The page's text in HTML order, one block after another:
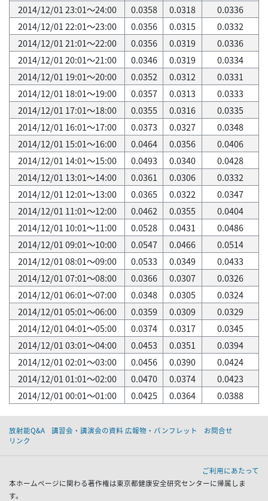
2014/12/01 23:01～24:00
0.0358 0.0318
0.0336
2014/12/01 22:01～23:00
0.0356 0.0315
0.0332
2014/12/01 21:01～22:00
0.0356 0.0319
0.0336
2014/12/01 20:01～21:00
0.0346 0.0319
0.0334
2014/12/01 19:01～20:00
0.0352 0.0312
0.0331
2014/12/01 18:01～19:00
0.0357 0.0313
0.0333
2014/12/01 17:01～18:00
0.0355 0.0316
0.0335
2014/12/01 16:01～17:00
0.0373 0.0327
0.0348
2014/12/01 15:01～16:00
0.0464 0.0356
0.0406
2014/12/01 14:01～15:00
0.0493 0.0340
0.0428
2014/12/01 13:01～14:00
0.0361 0.0306
0.0332
2014/12/01 12:01～13:00
0.0365 0.0322
0.0347
2014/12/01 11:01～12:00
0.0462 0.0355
0.0404
2014/12/01 10:01～11:00
0.0528 0.0431
0.0486
2014/12/01 09:01～10:00
0.0547 0.0466
0.0514
2014/12/01 08:01～09:00
0.0533 0.0349
0.0433
2014/12/01 07:01～08:00
0.0366 0.0307
0.0326
2014/12/01 06:01～07:00
0.0348 0.0305
0.0324
2014/12/01 05:01～06:00
0.0359 0.0309
0.0329
2014/12/01 04:01～05:00
0.0374 0.0317
0.0345
2014/12/01 03:01～04:00
0.0453 0.0351
0.0394
2014/12/01 02:01～03:00
0.0456 0.0390
0.0424
2014/12/01 01:01～02:00
0.0470 0.0374
0.0423
2014/12/01 00:01～01:00
0.0425 0.0364 0.0388
放射能Q&A 講習会・講演会の資料 広報物・パンフレット
お問合せ
リンク
ご利用にあたって
本ホームページに関わる著作権は東京都健康安全研究センターに帰属しま
す。